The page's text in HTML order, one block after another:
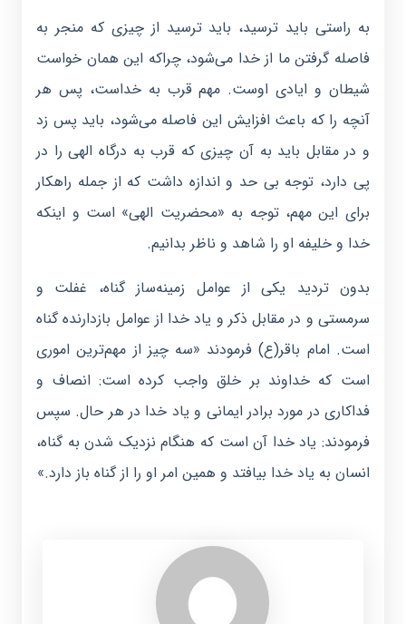
به راستی باید ترسید، باید ترسید از چیزی که منجر به
فاصله گرفتن ما از خدا می‌شود، چراکه این همان خواست
شیطان و ایادی اوست. مهم قرب به خداست، پس هر
آنچه را که باعث افزایش این فاصله می‌شود، باید پس زد
و در مقابل باید به آن چیزی که قرب به درگاه الهی را در
پی دارد، توجه بی حد و اندازه داشت که از جمله راهکار
برای این مهم، توجه به «محضریت الهی» است و اینکه
خدا و خلیفه او را شاهد و ناظر بدانیم.
بدون تردید یکى از عوامل زمینه‌‏ساز گناه، غفلت و
سرمستى و در مقابل ذکر و یاد خدا از عوامل بازدارنده‏ گناه
است. امام باقر(ع) فرمودند «سه چیز از مهم‌ترین امورى
است که خداوند بر خلق واجب کرده است: انصاف و
فداکارى در مورد برادر ایمانى و یاد خدا در هر حال. سپس
فرمودند: یاد خدا آن است که هنگام نزدیک شدن به گناه،
انسان به یاد خدا بیافتد و همین امر او را از گناه باز دارد.»